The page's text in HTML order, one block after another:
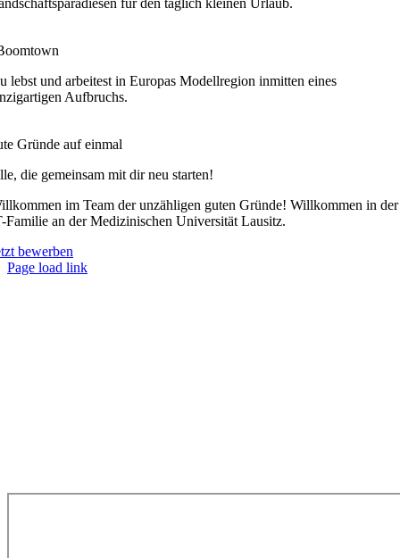
für den täglich kleinen Urlaub.
lebst und arbeitest in Europas Modellregion inmitten eines
Aufbruchs.
Gründe auf einmal
die gemeinsam mit dir neu starten!
im Team der unzähligen guten Gründe! Willkommen in der
Familie an der Medizinischen Universität Lausitz.
bewerben
Page load link